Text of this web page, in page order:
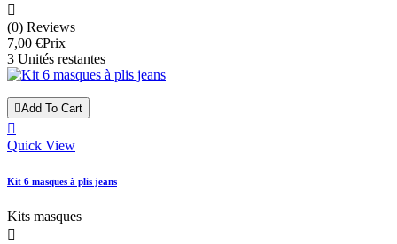

(0) Reviews
7,00 €Prix
3 Unités restantes
Add To Cart

Quick View
Kit 6 masques à plis jeans
Kits masques
